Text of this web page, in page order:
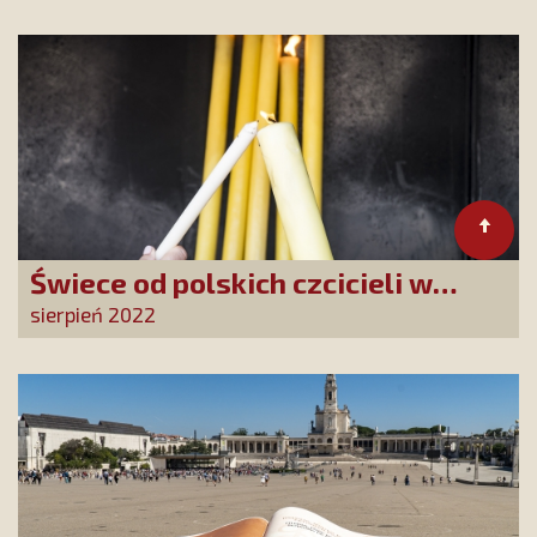
Bożej!
Świece od polskich czcicieli w
Fatimie
sierpień 2022